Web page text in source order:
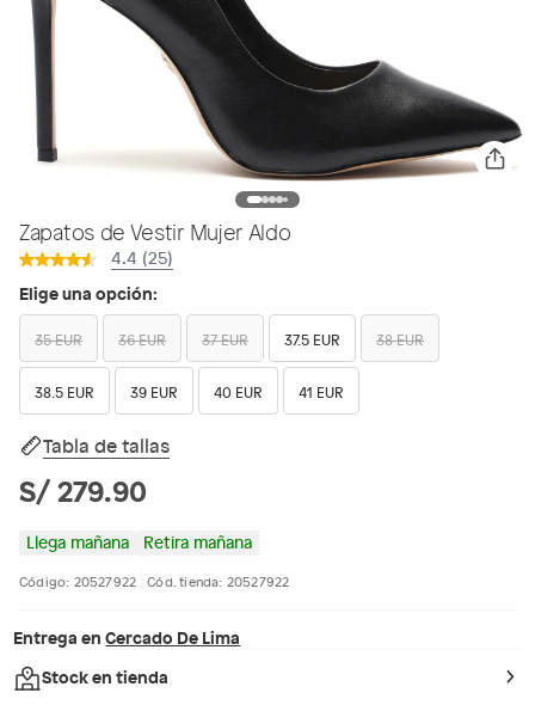
Zapatos de Vestir Mujer Aldo
4.4 (25)
Elige una opción:
35 EUR 36 EUR 37 EUR 37.5 EUR 38 EUR
38.5 EUR 39 EUR 40 EUR 41 EUR
Tabla de tallas
S/ 279.90
Llega mañana Retira mañana
Código: 20527922 Cód. tienda: 20527922
Entrega en Cercado De Lima
Stock en tienda